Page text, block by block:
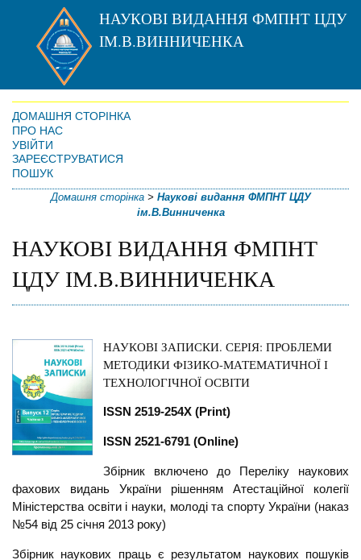
НАУКОВІ ВИДАННЯ ФМПНТ ЦДУ
ІМ.В.ВИННИЧЕНКА
ДОМАШНЯ СТОРІНКА
ПРО НАС
УВІЙТИ
ЗАРЕЄСТРУВАТИСЯ
ПОШУК
Домашня сторінка> Наукові видання ФМПНТ ЦДУ
ім.В.Винниченка
НАУКОВІ ВИДАННЯ ФМПНТ
ЦДУ ІМ.В.ВИННИЧЕНКА
НАУКОВІ ЗАПИСКИ. СЕРІЯ: ПРОБЛЕМИ
МЕТОДИКИ ФІЗИКО-МАТЕМАТИЧНОЇ І
ТЕХНОЛОГІЧНОЇ ОСВІТИ
ISSN 2519-254X (Print)
ISSN 2521-6791 (Online)
Збірник включено до Переліку наукових
фахових видань України рішенням Атестаційної колегії
Міністерства освіти і науки, молоді та спорту України (наказ
№54 від 25 січня 2013 року)
Збірник наукових праць є результатом наукових пошуків